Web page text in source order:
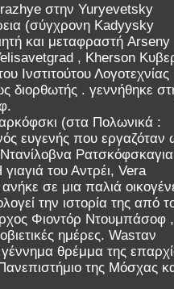
στην Yuryevetsky
(σύγχρονη Kadyysky
και μεταφραστή Arseny
, Kherson
Ινστιτούτου Λογοτεχνίας
διορθωτής . γεννήθηκε
(στα Πολωνικά :
ευγενής που εργαζόταν
του Αντρέι, Vera
σε μια παλιά
την ιστορία της από
Φιοντόρ Ντουμπάσοφ ,
ημέρες. Wasταν
θρέμμα της
της Μόσχας